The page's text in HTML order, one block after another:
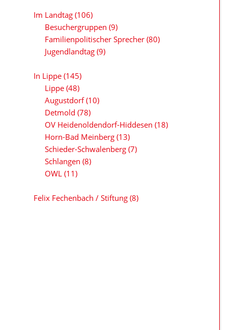
Im Landtag (106)
Besuchergruppen (9)
Familienpolitischer Sprecher (80)
Jugendlandtag (9)
In Lippe (145)
Lippe (48)
Augustdorf (10)
Detmold (78)
OV Heidenoldendorf-Hiddesen (18)
Horn-Bad Meinberg (13)
Schieder-Schwalenberg (7)
Schlangen (8)
OWL (11)
Felix Fechenbach / Stiftung (8)